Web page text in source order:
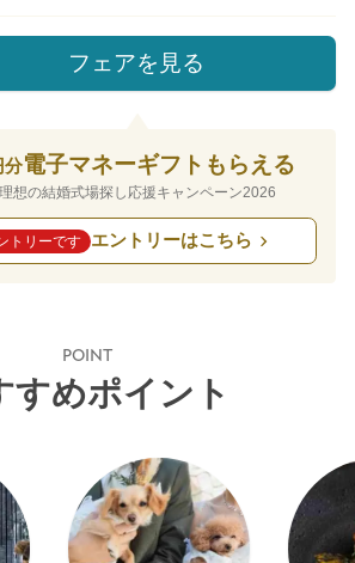
フェアを見る
分電子マネーギフトもらえる
想の結婚式場探し応援キャンペーン2026
トリーです エントリーはこちら
POINT
すめポイント